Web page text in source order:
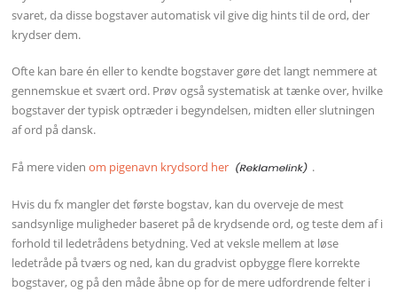
svaret, da disse bogstaver automatisk vil give dig hints til de ord, der
krydser dem.
Ofte kan bare én eller to kendte bogstaver gøre det langt nemmere at
gennemskue et svært ord. Prøv også systematisk at tænke over, hvilke
bogstaver der typisk optræder i begyndelsen, midten eller slutningen
af ord på dansk.
Få mere videnom pigenavn krydsord her .
Hvis du fx mangler det første bogstav, kan du overveje de mest
sandsynlige muligheder baseret på de krydsende ord, og teste dem af i
forhold til ledetrådens betydning. Ved at veksle mellem at løse
ledetråde på tværs og ned, kan du gradvist opbygge flere korrekte
bogstaver, og på den måde åbne op for de mere udfordrende felter i